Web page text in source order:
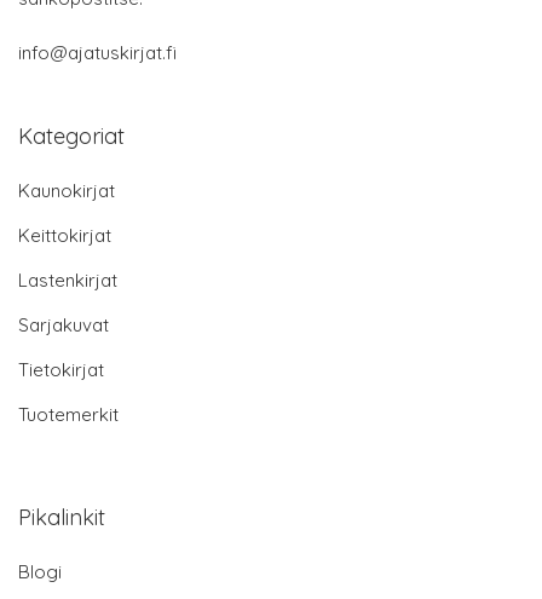
info@ajatuskirjat.fi
Kategoriat
Kaunokirjat
Keittokirjat
Lastenkirjat
Sarjakuvat
Tietokirjat
Tuotemerkit
Pikalinkit
Blogi